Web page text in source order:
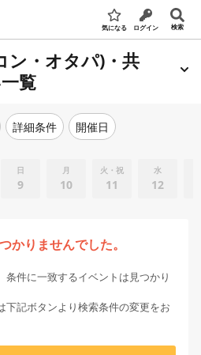
気になる ログイン 検索
ン・オタパ)・共
覧
詳細条件 開催日
日
9
月
10
火・祝
11
水
12
かりませんでした。
件に一致するイベントは見つかり
下記ボタンより検索条件の変更をお